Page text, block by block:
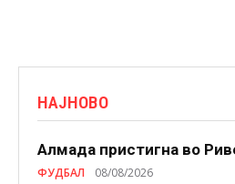
НАЈНОВО
Алмада пристигна во
ФУДБАЛ 08/08/2026